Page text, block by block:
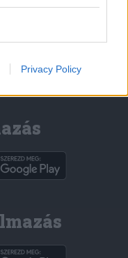
Privacy Policy